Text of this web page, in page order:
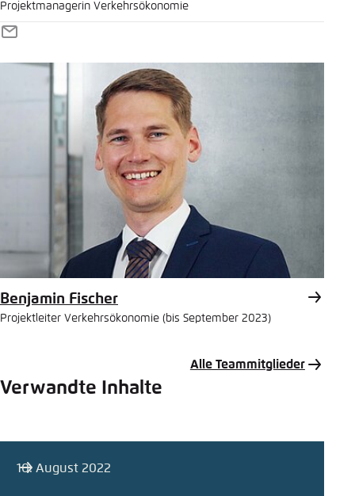
Projektmanagerin Verkehrsökonomie
E-
Mail
Benjamin Fischer
Projektleiter Verkehrsökonomie (bis September 2023)
Alle Teammitglieder
Verwandte Inhalte
10. August 2022